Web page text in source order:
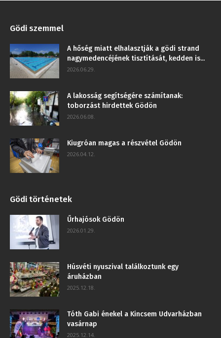
Gödi szemmel
A hőség miatt elhalasztják a gödi strand
nagymedencéjének tisztítását, kedden is...
2026.06.29.
A lakosság segítségére számítanak:
toborzást hirdettek Gödön
2026.06.08.
Kiugróan magas a részvétel Gödön
2026.04.12.
Gödi történetek
Űrhajósok Gödön
2026.01.29.
Húsvéti nyuszival találkoztunk egy
áruházban
2025.12.18.
Tóth Gabi énekel a Kincsem Udvarházban
vasárnap
2025.12.14.